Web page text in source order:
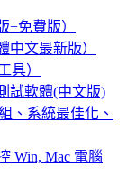
+免費版）
中文最新版）
具）
試軟體(中文版)
、系統最佳化、
Win, Mac 電腦